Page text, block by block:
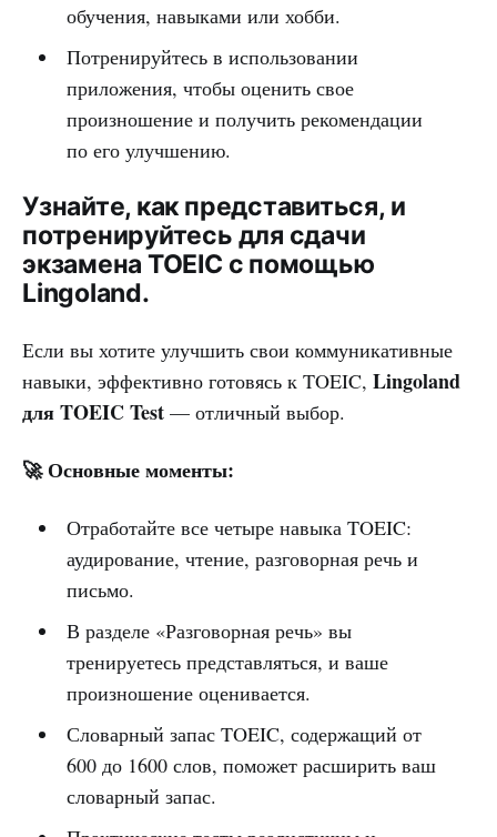
обучения, навыками или хобби.
Потренируйтесь в использовании
приложения, чтобы оценить свое
произношение и получить рекомендации
по его улучшению.
Узнайте, как представиться, и
потренируйтесь для сдачи
экзамена TOEIC с помощью
Lingoland.
Если вы хотите улучшить свои коммуникативные
навыки, эффективно готовясь к TOEIC, Lingoland
для TOEIC Test — отличный выбор.
🚀 Основные моменты:
Отработайте все четыре навыка TOEIC:
аудирование, чтение, разговорная речь и
письмо.
В разделе «Разговорная речь» вы
тренируетесь представляться, и ваше
произношение оценивается.
Словарный запас TOEIC, содержащий от
600 до 1600 слов, поможет расширить ваш
словарный запас.